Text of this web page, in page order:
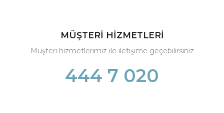
MÜŞTERİ HİZMETLERİ
Müşteri hizmetlerimiz ile iletişime geçebilirsiniz
444 7 020